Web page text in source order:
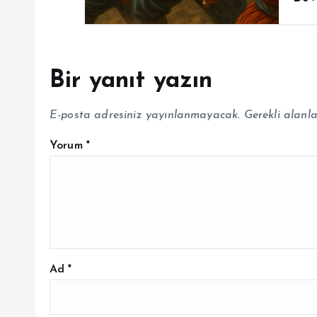
Bir yanıt yazın
E-posta adresiniz yayınlanmayacak. Gerekli
Yorum *
Ad*